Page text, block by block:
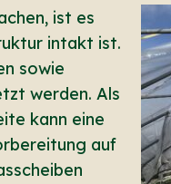
ist es
intakt ist.
sowie
werden. Als
kann eine
auf